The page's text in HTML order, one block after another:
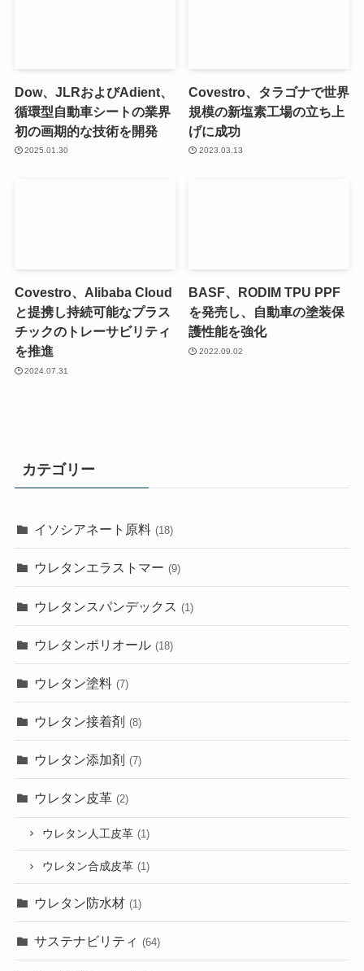
Dow、JLRおよびAdient、
循環型自動車シートの業界
初の画期的な技術を開発
2025.01.30
Covestro、タラゴナで世界
規模の新塩素工場の立ち上
げに成功
2023.03.13
Covestro、Alibaba Cloud
と提携し持続可能なプラス
チックのトレーサビリティ
を推進
2024.07.31
BASF、RODIM TPU PPF
を発売し、自動車の塗装保
護性能を強化
2022.09.02
カテゴリー
イソシアネート原料 (18)
ウレタンエラストマー (9)
ウレタンスパンデックス (1)
ウレタンポリオール (18)
ウレタン塗料 (7)
ウレタン接着剤 (8)
ウレタン添加剤 (7)
ウレタン皮革 (2)
ウレタン人工皮革 (1)
ウレタン合成皮革 (1)
ウレタン防水材 (1)
サステナビリティ (64)